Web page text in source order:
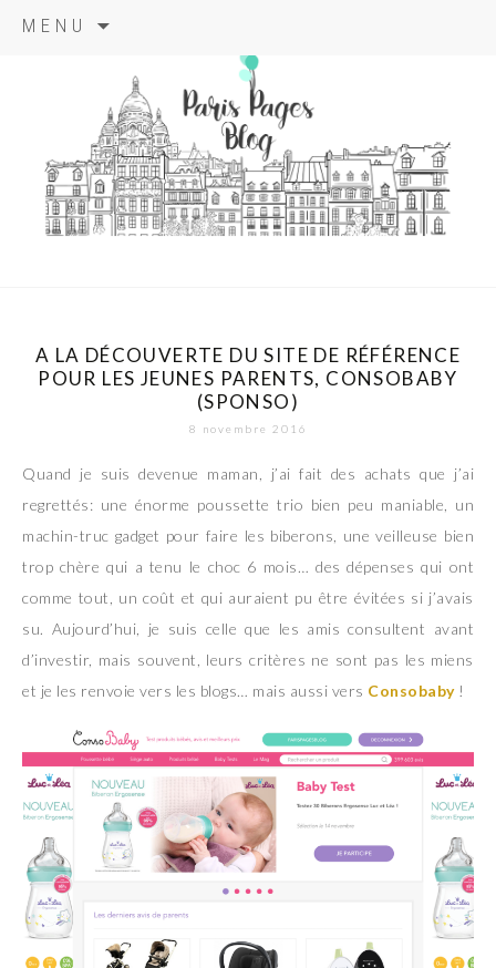
MENU
principal
paris pages
blog
A LA DÉCOUVERTE DU SITE DE RÉFÉRENCE
POUR LES JEUNES PARENTS, CONSOBABY
(SPONSO)
8 novembre 2016
Quand je suis devenue maman, j’ai fait des achats que j’ai
regrettés: une énorme poussette trio bien peu maniable, un
machin-truc gadget pour faire les biberons, une veilleuse bien
trop chère qui a tenu le choc 6 mois… des dépenses qui ont
comme tout, un coût et qui auraient pu être évitées si j’avais
su. Aujourd’hui, je suis celle que les amis consultent avant
d’investir, mais souvent, leurs critères ne sont pas les miens
et je les renvoie vers les blogs… mais aussi vers Consobaby!